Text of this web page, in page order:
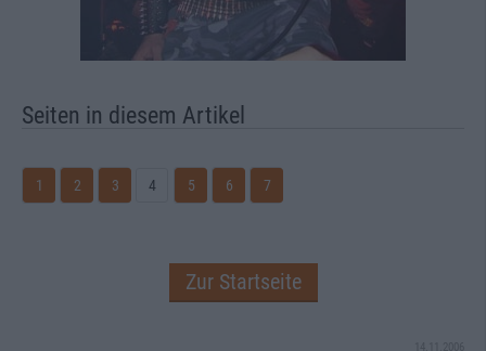
Seiten in diesem Artikel
1 2 3 4 5 6 7
Zur Startseite